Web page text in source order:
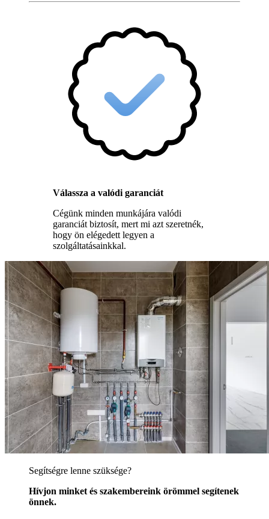
Válassza a valódi garanciát
Cégünk minden munkájára valódi
garanciát biztosít, mert mi azt szeretnék,
hogy ön elégedett legyen a
szolgáltatásainkkal.
Segítségre lenne szüksége?
Hívjon minket és szakembereink örömmel segítenek
önnek.